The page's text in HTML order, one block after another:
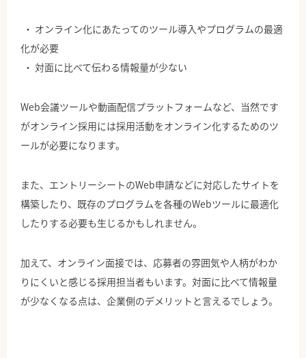
オンライン化にあたってのツール導入やプログラムの最適
化が必要
対面に比べて伝わる情報量が少ない
Web会議ツールや動画配信プラットフォームなど、当然です
がオンライン採用には採用活動をオンライン化するためのツ
ールが必要になります。
また、エントリーシートのWeb申請などに対応したサイトを
構築したり、既存のプログラムを各種のWebツールに最適化
したりする必要も生じるかもしれません。
加えて、オンライン面接では、応募者の雰囲気や人柄がわか
りにくいと感じる採用担当者もいます。対面に比べて情報量
が少なくなる点は、企業側のデメリットと言えるでしょう。